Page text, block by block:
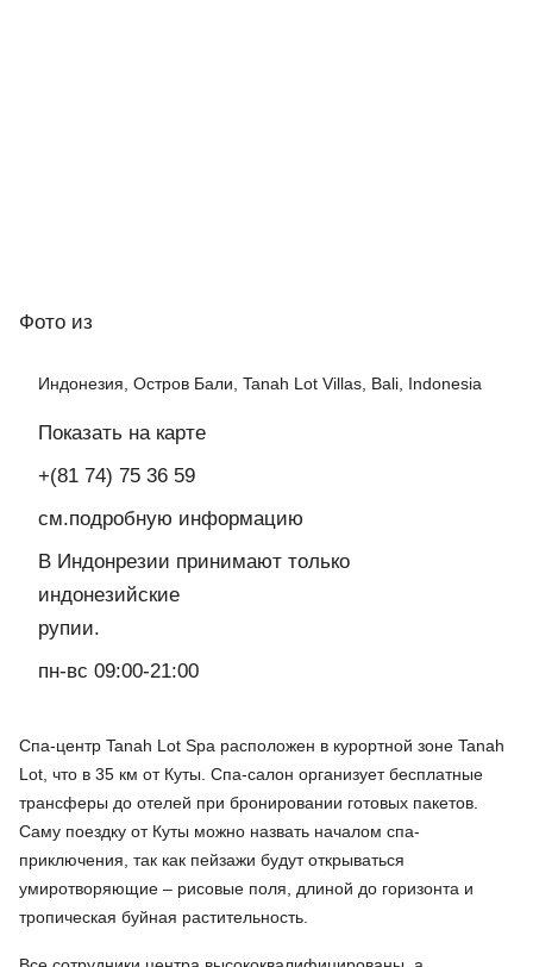
Фото из
Индонезия, Остров Бали, Tanah Lot Villas, Bali, Indonesia
Показать на карте
+(81 74) 75 36 59
см.подробную информацию
В Индонрезии принимают только
индонезийские
рупии.
пн-вс 09:00-21:00
Спа-центр Tanah Lot Spa расположен в курортной зоне Tanah
Lot, что в 35 км от Куты. Спа-салон организует бесплатные
трансферы до отелей при бронировании готовых пакетов.
Саму поездку от Куты можно назвать началом спа-
приключения, так как пейзажи будут открываться
умиротворяющие – рисовые поля, длиной до горизонта и
тропическая буйная растительность.